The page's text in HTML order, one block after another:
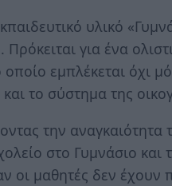
υλικό
για ένα
εμπλέκεται όχι
το σύστημα της
την αναγκαιότητα
στο Γυμνάσιο
οι μαθητές δεν έχουν